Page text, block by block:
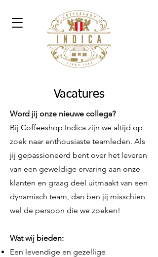
Vacatures
Word jij onze nieuwe collega?
Bij Coffeeshop Indica zijn we altijd op
zoek naar enthousiaste teamleden. Als
jij gepassioneerd bent over het leveren
van een geweldige ervaring aan onze
klanten en graag deel uitmaakt van een
dynamisch team, dan ben jij misschien
wel de persoon die we zoeken!
Wat wij bieden:
Een levendige en gezellige